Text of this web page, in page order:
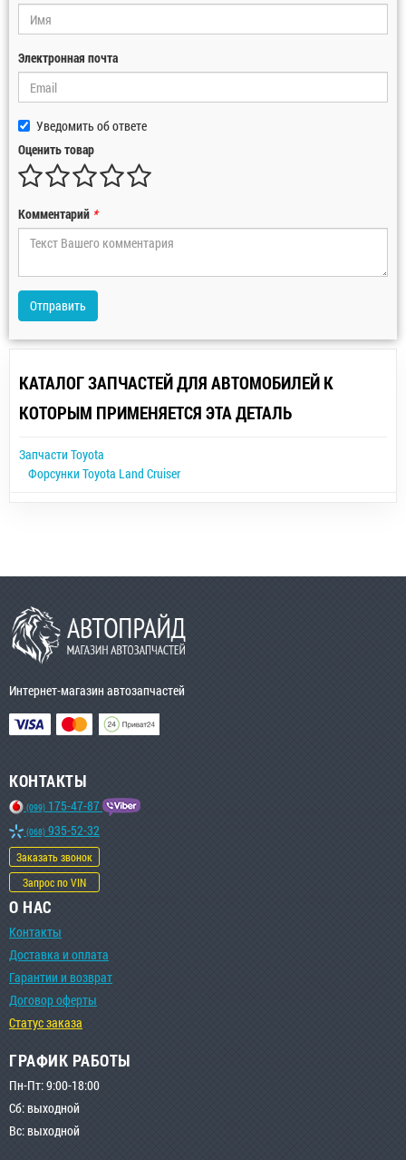
Электронная почта
Уведомить об ответе
Оценить товар
Комментарий *
Отправить
КАТАЛОГ ЗАПЧАСТЕЙ ДЛЯ АВТОМОБИЛЕЙ К
КОТОРЫМ ПРИМЕНЯЕТСЯ ЭТА ДЕТАЛЬ
Запчасти Toyota
Форсунки Toyota Land Cruiser
Интернет-магазин автозапчастей
КОНТАКТЫ
(099) 175-47-87
(068) 935-52-32
Заказать звонок
Запрос по VIN
О НАС
Контакты
Доставка и оплата
Гарантии и возврат
Договор оферты
Статус заказа
ГРАФИК РАБОТЫ
Пн-Пт: 9:00-18:00
Сб: выходной
Вс: выходной